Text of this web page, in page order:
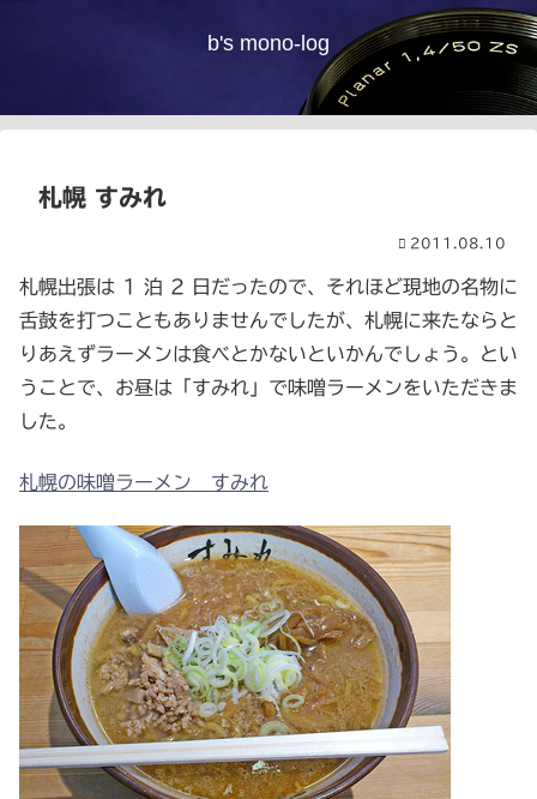
b's mono-log
札幌 すみれ
2011.08.10
札幌出張は 1 泊 2 日だったので、それほど現地の名物に
舌鼓を打つこともありませんでしたが、札幌に来たならと
りあえずラーメンは食べとかないといかんでしょう。とい
うことで、お昼は「すみれ」で味噌ラーメンをいただきま
した。
札幌の味噌ラーメン すみれ